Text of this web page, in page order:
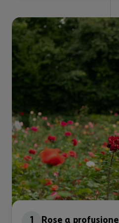
1 Rose a profusione